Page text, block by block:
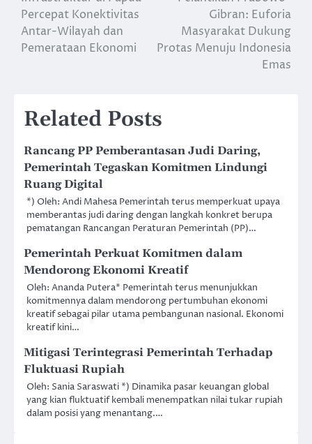
navigation
Percepat Konektivitas
Antar-Wilayah dan
Pemerataan Ekonomi
Gibran: Euforia
Masyarakat Dukung
Protas Menuju Indonesia
Emas
Related Posts
Rancang PP Pemberantasan Judi Daring,
Pemerintah Tegaskan Komitmen Lindungi
Ruang Digital
*) Oleh: Andi Mahesa Pemerintah terus memperkuat upaya
memberantas judi daring dengan langkah konkret berupa
pematangan Rancangan Peraturan Pemerintah (PP)…
Pemerintah Perkuat Komitmen dalam
Mendorong Ekonomi Kreatif
Oleh: Ananda Putera* Pemerintah terus menunjukkan
komitmennya dalam mendorong pertumbuhan ekonomi
kreatif sebagai pilar utama pembangunan nasional. Ekonomi
kreatif kini…
Mitigasi Terintegrasi Pemerintah Terhadap
Fluktuasi Rupiah
Oleh: Sania Saraswati *) Dinamika pasar keuangan global
yang kian fluktuatif kembali menempatkan nilai tukar rupiah
dalam posisi yang menantang.…